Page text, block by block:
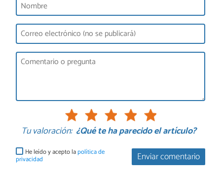
Tu valoración: ¿Qué te ha parecido el artículo?
Enviar comentario
He leído y acepto lapolítica de
privacidad